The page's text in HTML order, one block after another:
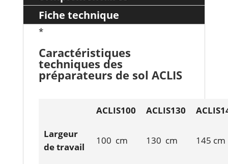
Fiche technique
*
Caractéristiques
techniques des
préparateurs de sol ACLIS
ACLIS100 ACLIS130
Largeur
de travail
100 cm 130 cm 145 cm